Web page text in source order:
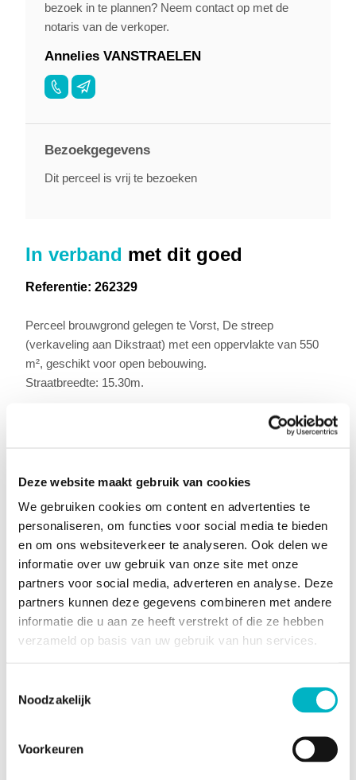
Deze website maakt gebruik van cookies
We gebruiken cookies om content en advertenties te
personaliseren, om functies voor social media te bieden
en om ons websiteverkeer te analyseren. Ook delen we
informatie over uw gebruik van onze site met onze
partners voor social media, adverteren en analyse. Deze
partners kunnen deze gegevens combineren met andere
informatie die u aan ze heeft verstrekt of die ze hebben
verzameld op basis van uw gebruik van hun services.
Noodzakelijk
Voorkeuren
In verband met dit goed
Referentie: 262329
Perceel brouwgrond gelegen te Vorst, De streep
(verkaveling aan Dikstraat) met een oppervlakte van 550
m², geschikt voor open bebouwing.
Straatbreedte: 15.30m.
Algemene informatie
Vrij vanaf
Bij de akte
Pandtype
Gronden
Kadastraal inkomen
2 €
Gebouw en tuin gegevens
voorkooprechthebbende
bezoek in te plannen? Neem contact op met de
notaris van de verkoper.
Annelies VANSTRAELEN
Bezoekgegevens
Dit perceel is vrij te bezoeken